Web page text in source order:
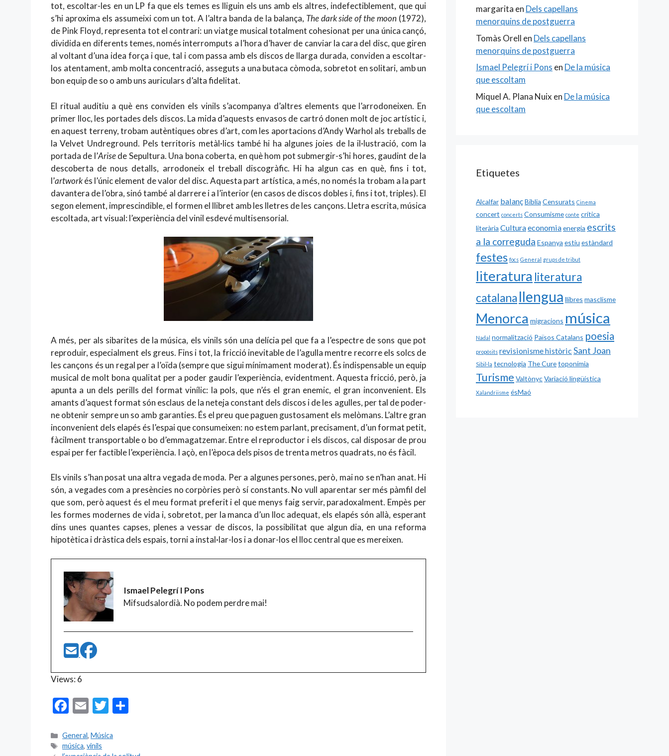
tot, escoltar-les en un LP fa que els temes es lliguin els uns amb els altres, indefectiblement, que qui
s’hi aproxima els assumeixi com un tot. A l’altra banda de la balança, The dark side of the moon (1972),
de Pink Floyd, representa tot el contrari: un viatge musical totalment cohesionat per una única cançó,
dividida en diferents temes, només interromputs a l’hora d’haver de canviar la cara del disc, que giren
al voltant d’una idea força i que, tal i com passa amb els discos de llarga durada, conviden a escoltar-
los atentament, amb molta concentració, asseguts a una butaca còmoda, sobretot en solitari, amb un
bon equip de so o amb uns auriculars d’alta fidelitat.
El ritual auditiu a què ens conviden els vinils s’acompanya d’altres elements que l’arrodoneixen. En
primer lloc, les portades dels discos. La mida d’aquests envasos de cartró donen molt de joc artístic i,
en aquest terreny, trobam autèntiques obres d’art, com les aportacions d’Andy Warhol als treballs de
la Velvet Undreground. Pels territoris metàl·lics també hi ha algunes joies de la il·lustració, com la
portada de l’Arisede Sepultura. Una bona coberta, en què hom pot submergir-s’hi hores, gaudint de la
descoberta de nous detalls, arrodoneix el treball discogràfic. Hi ha algun cas en què, fins i tot,
l’artworkés l’únic element de valor del disc. Aquesta part artística, a més, no només la trobam a la part
davantera de l’obra, sinó també al darrere i a l’interior (en casos de discos dobles i, fins i tot, triples). El
segon element, imprescindible, el formen el llibret amb les lletres de les cançons. Lletra escrita, música
escoltada, art visual: l’experiència del vinil esdevé multisensorial.
A més, per als sibarites de la música, els vinils són una delícia pel que fa a l’espectre de sons que pot
reproduir, especialment els greus. Fins i tot, la fricció inevitable de l’agulla mentre recorre els solcs de
les cançons és un regal per a l’oïda (sempre que sigui mínimament moderat). És indispensable un equip
musical de molt bona qualitat per a poder gaudir l’experiència, evidentment. Aquesta fricció, però, ja
apunta a un dels perills del format vinílic: la pols, que n’és el gran enemic, el gran inconvenient. Els
amants d’aquest format són esclaus de la neteja constant dels discos i de les agulles, per tal de poder-
ne obtenir sempre un so amb garanties. És el preu que paguen gustosament els melòmans. L’altre gran
inconvenient dels elapés és l’espai que consumeixen: no estem parlant, precisament, d’un format petit,
fàcilment transportable o bo d’emmagatzemar. Entre el reproductor i els discos, cal disposar de prou
espai per fer factible l’experiència. I açò, en l’època dels pisos de trenta metros quadrats, no és fàcil.
Els vinils s’han posat una altra vegada de moda. Per a algunes persones, però, mai no se n’han anat. Hi
són, a vegades com a presències no corpòries però sí constants. No vull aparentar ser més pàmfil del
que som, però aquest és el meu format preferit i el que menys faig servir, paradoxalment. Empès per
les formes modernes de vida i, sobretot, per la manca d’un lloc adequat, els elapés són allà, esperant
dins unes quantes capses, plenes a vessar de discos, la possibilitat que algun dia, en una reforma
hipotètica i dràstica dels espais, torni a instal·lar-los i a donar-los el lloc central que es mereixen.
Ismael Pelegrí I Pons
Mifsudsalordià. No podem perdre mai!
Views: 6
F
e
E
ai
T
itt
Categories
General,Música
Etiquetes
música,vinils
margarita en Dels capellans
menorquins de postguerra
Tomàs Orell en Dels capellans
menorquins de postguerra
Ismael Pelegrí i Pons en De la música
que escoltam
Miquel A. Plana Nuix en De la música
que escoltam
Etiquetes
Alcalfar balançBiblia Censurats Cinema
concert concerts Consumisme conte crítica
literària Culturaeconomiaenergia escrits
a la correguda Espanya estiu estàndard
festes focs General grups de tribut
literatura literatura
catalana llengua llibres masclisme
Menorca migracions música
Nadal normalització Països Catalans poesia
propòsits revisionisme històric Sant Joan
Sibil·la tecnologia The Curetoponímia
Turisme ValtònycVariació lingüística
Xalandriisme ésMaó